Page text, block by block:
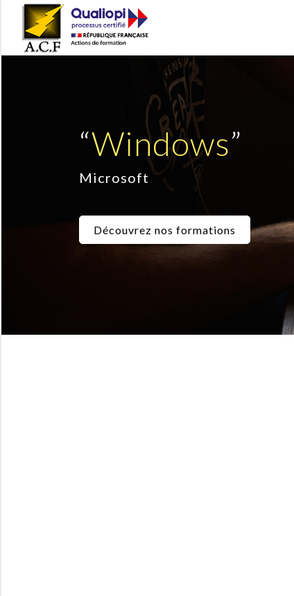
“Windows”
Microsoft
Découvrez nos formations